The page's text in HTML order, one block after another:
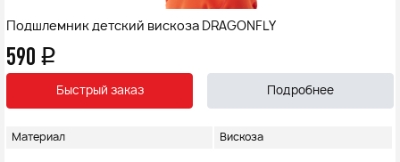
Подшлемник детский вискоза DRAGONFLY
590 q
Быстрый заказ Подробнее
Материал Вискоза